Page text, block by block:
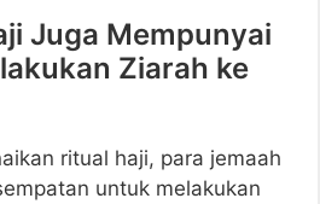
Juga Mempunyai
Ziarah ke
ritual haji, para jemaah
untuk melakukan